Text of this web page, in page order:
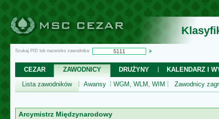
Szukaj PID lub nazwisko zawodnika:
CEZAR ZAWODNICY DRUŻYNY
KALENDARZ I
Lista zawodników
Awansy WGM, WLM, WIM Zawodnicy
Arcymistrz Międzynarodowy